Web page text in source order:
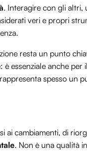
. Interagire con gli altri,
veri e propri
resta un punto
è essenziale anche
spesso un
ai cambiamenti, di
. Non è una qualità